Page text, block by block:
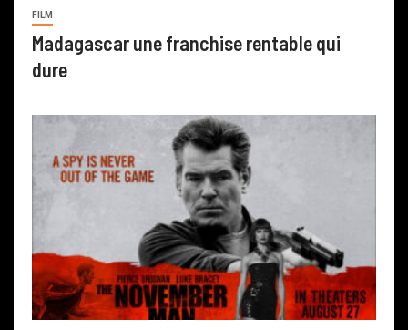
FILM
Madagascar une franchise rentable qui
dure